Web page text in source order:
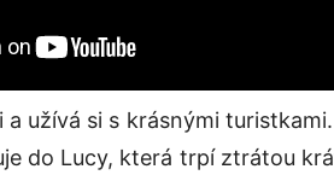
a užívá si s krásnými
do Lucy, která trpí ztrátou